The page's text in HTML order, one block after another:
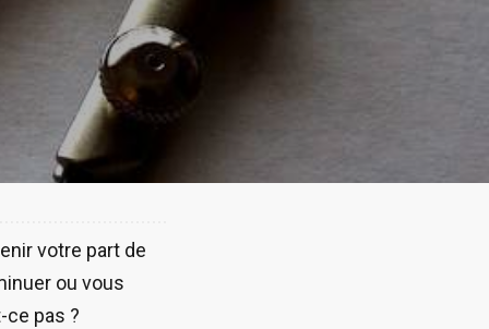
votre part de
ou vous
ce pas ?